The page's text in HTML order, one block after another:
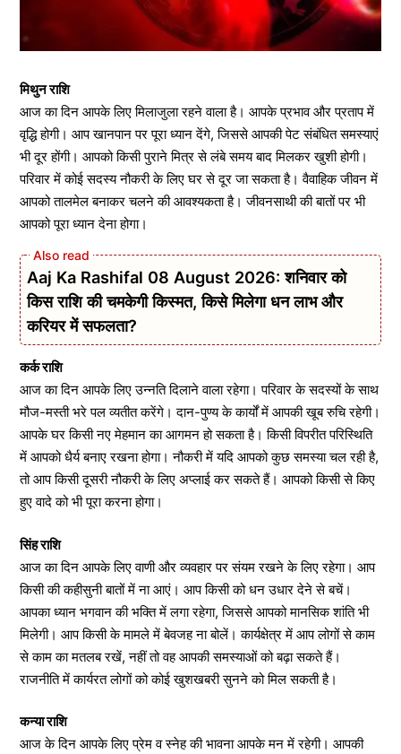
मिथुन राशि
आज का दिन आपके लिए मिलाजुला रहने वाला है। आपके प्रभाव और प्रताप में
वृद्धि होगी। आप खानपान पर पूरा ध्यान देंगे, जिससे आपकी पेट संबंधित समस्याएं
भी दूर होंगी। आपको किसी पुराने मित्र से लंबे समय बाद मिलकर खुशी होगी।
परिवार में कोई सदस्य नौकरी के लिए घर से दूर जा सकता है। वैवाहिक जीवन में
आपको तालमेल बनाकर चलने की आवश्यकता है। जीवनसाथी की बातों पर भी
आपको पूरा ध्यान देना होगा।
Aaj Ka Rashifal 08 August 2026: शनिवार को
किस राशि की चमकेगी किस्मत, किसे मिलेगा धन लाभ और
करियर में सफलता?
कर्क राशि
आज का दिन आपके लिए उन्नति दिलाने वाला रहेगा। परिवार के सदस्यों के साथ
मौज-मस्ती भरे पल व्यतीत करेंगे। दान-पुण्य के कार्यों में आपकी खूब रुचि रहेगी।
आपके घर किसी नए मेहमान का आगमन हो सकता है। किसी विपरीत परिस्थिति
में आपको धैर्य बनाए रखना होगा। नौकरी में यदि आपको कुछ समस्या चल रही है,
तो आप किसी दूसरी नौकरी के लिए अप्लाई कर सकते हैं। आपको किसी से किए
हुए वादे को भी पूरा करना होगा।
सिंह राशि
आज का दिन आपके लिए वाणी और व्यवहार पर संयम रखने के लिए रहेगा। आप
किसी की कहीसुनी बातों में ना आएं। आप किसी को धन उधार देने से बचें।
आपका ध्यान भगवान की भक्ति में लगा रहेगा, जिससे आपको मानसिक शांति भी
मिलेगी। आप किसी के मामले में बेवजह ना बोलें। कार्यक्षेत्र में आप लोगों से काम
से काम का मतलब रखें, नहीं तो वह आपकी समस्याओं को बढ़ा सकते हैं।
राजनीति में कार्यरत लोगों को कोई खुशखबरी सुनने को मिल सकती है।
कन्या राशि
आज के दिन आपके लिए प्रेम व स्नेह की भावना आपके मन में रहेगी। आपकी